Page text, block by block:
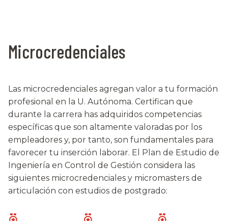
Microcredenciales
Las microcredenciales agregan valor a tu formación
profesional en la U. Autónoma. Certifican que
durante la carrera has adquiridos competencias
específicas que son altamente valoradas por los
empleadores y, por tanto, son fundamentales para
favorecer tu inserción laborar. El Plan de Estudio de
Ingeniería en Control de Gestión considera las
siguientes microcredenciales y micromasters de
articulación con estudios de postgrado: